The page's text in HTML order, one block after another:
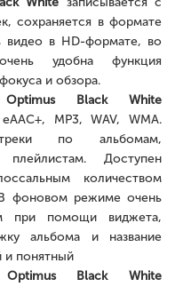
сохраняется в формате
видео в HD-формате, во
удобна функция
и обзора.
Black White
MP3, WAV, WMA.
по альбомам,
Доступен
количеством
фоновом режиме очень
при помощи виджета,
альбома и название
и понятный
Black White